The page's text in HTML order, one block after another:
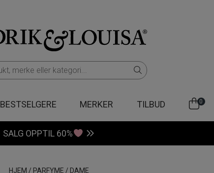
BESTSELGERE MERKER TILBUD 0
SALG OPPTIL 60%
HJEM / PARFYME / DAME